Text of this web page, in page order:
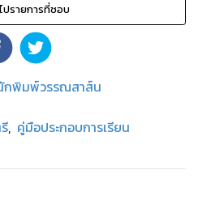
ปรายการที่ชอบ
กพิมพ์วรรณสาส์น
, คู่มือประกอบการเรียน